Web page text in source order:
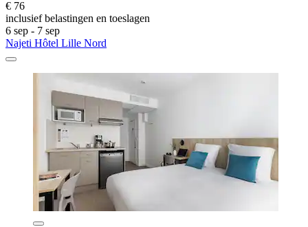
€ 76
inclusief belastingen en toeslagen
6 sep - 7 sep
Najeti Hôtel Lille Nord